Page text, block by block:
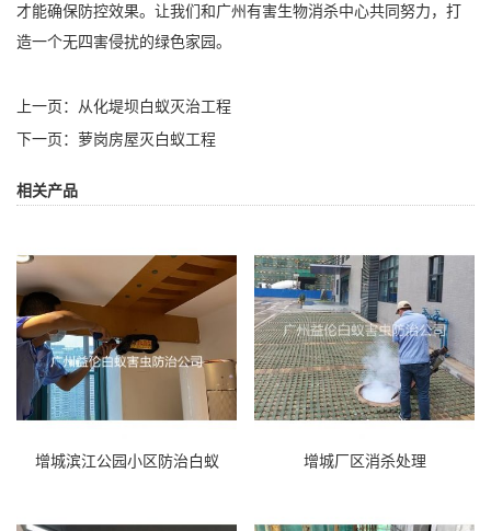
才能确保防控效果。让我们和广州有害生物消杀中心共同努力，打
造一个无四害侵扰的绿色家园。
上一页：
从化堤坝白蚁灭治工程
下一页： 萝岗房屋灭白蚁工程
相关产品
增城滨江公园小区防治白蚁 增城厂区消杀处理